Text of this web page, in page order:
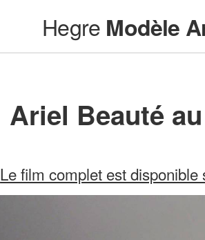
Hegre Modèle
Ariel Beauté
Le film complet est disponible